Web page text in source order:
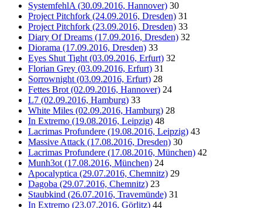
SystemfehlA (30.09.2016, Hannover) 30
Project Pitchfork (24.09.2016, Dresden) 31
Project Pitchfork (23.09.2016, Dresden) 33
Diary Of Dreams (17.09.2016, Dresden) 32
Diorama (17.09.2016, Dresden) 33
Eyes Shut Tight (03.09.2016, Erfurt) 32
Florian Grey (03.09.2016, Erfurt) 31
Sorrownight (03.09.2016, Erfurt) 28
Fettes Brot (02.09.2016, Hannover) 24
L7 (02.09.2016, Hamburg) 33
White Miles (02.09.2016, Hamburg) 28
In Extremo (19.08.2016, Leipzig) 48
Lacrimas Profundere (19.08.2016, Leipzig) 43
Massive Attack (17.08.2016, Dresden) 30
Lacrimas Profundere (17.08.2016, München) 42
Munh3ot (17.08.2016, München) 24
Apocalyptica (29.07.2016, Chemnitz) 29
Dagoba (29.07.2016, Chemnitz) 23
Staubkind (26.07.2016, Travemünde) 31
In Extremo (23.07.2016, Görlitz) 44